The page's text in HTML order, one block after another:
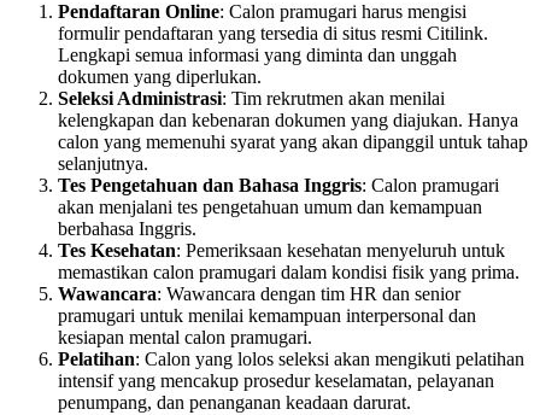
Pendaftaran Online: Calon pramugari harus mengisi
formulir pendaftaran yang tersedia di situs resmi Citilink.
Lengkapi semua informasi yang diminta dan unggah
dokumen yang diperlukan.
Seleksi Administrasi: Tim rekrutmen akan menilai
kelengkapan dan kebenaran dokumen yang diajukan. Hanya
calon yang memenuhi syarat yang akan dipanggil untuk tahap
selanjutnya.
Tes Pengetahuan dan Bahasa Inggris: Calon pramugari
akan menjalani tes pengetahuan umum dan kemampuan
berbahasa Inggris.
Tes Kesehatan: Pemeriksaan kesehatan menyeluruh untuk
memastikan calon pramugari dalam kondisi fisik yang prima.
Wawancara: Wawancara dengan tim HR dan senior
pramugari untuk menilai kemampuan interpersonal dan
kesiapan mental calon pramugari.
Pelatihan: Calon yang lolos seleksi akan mengikuti pelatihan
intensif yang mencakup prosedur keselamatan, pelayanan
penumpang, dan penanganan keadaan darurat.